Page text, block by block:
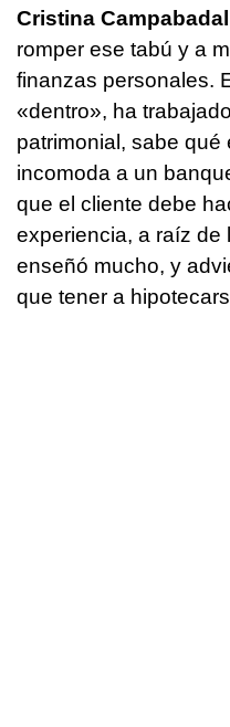
Cristina Campabadal
romper ese tabú y a
finanzas personales.
«dentro», ha
patrimonial, sabe qué
incomoda a un
que el cliente debe
experiencia, a raíz de
enseñó mucho, y
que tener a